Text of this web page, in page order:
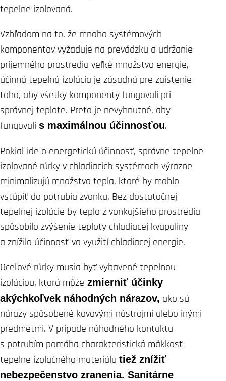
tepelne izolovaná.
Vzhľadom na to, že mnoho systémových
komponentov vyžaduje na prevádzku a udržanie
príjemného prostredia veľké množstvo energie,
účinná tepelná izolácia je zásadná pre zaistenie
toho, aby všetky komponenty fungovali pri
správnej teplote. Preto je nevyhnutné, aby
fungovali s maximálnou účinnosťou.
Pokiaľ ide o energetickú účinnosť, správne tepelne
izolované rúrky v chladiacich systémoch výrazne
minimalizujú množstvo tepla, ktoré by mohlo
vstúpiť do potrubia zvonku. Bez dostatočnej
tepelnej izolácie by teplo z vonkajšieho prostredia
spôsobilo zvýšenie teploty chladiacej kvapaliny
a znížilo účinnosť vo využití chladiacej energie.
Oceľové rúrky musia byť vybavené tepelnou
izoláciou, ktorá môže zmierniť účinky
akýchkoľvek náhodných nárazov, ako sú
nárazy spôsobené kovovými nástrojmi alebo inými
predmetmi. V prípade náhodného kontaktu
s potrubím pomáha charakteristická mäkkosť
tepelne izolačného materiálu tiež znížiť
nebezpečenstvo zranenia. Sanitárne